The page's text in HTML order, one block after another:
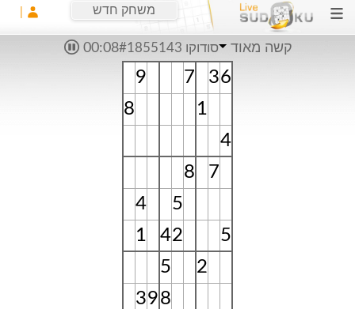
משחק חדש
קשה מאוד סודוקו #1855143 00:08
9 7 36
8
1
4
8
7
4
5
1
42
5
5
2
398